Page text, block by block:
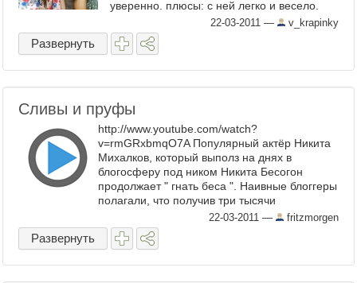
уверенно. плюсы: с ней легко и весело.
22-03-2011 — v_krapinky
Развернуть
Сливы и пруфы
http://www.youtube.com/watch?
v=rmGRxbmqO7A Популярный актёр Никита
Михалков, который выполз на днях в
блогосферу под ником Никита Бесогон
продолжает " гнать беса ". Наивные блоггеры
полагали, что получив три тысячи
издевательских комментариев в свой ...
22-03-2011 — fritzmorgen
Развернуть